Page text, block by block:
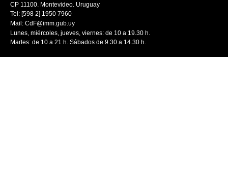
CP 11100. Montevideo. Uruguay
Tel: [598 2] 1950 7960
Mail: CdF@imm.gub.uy
Lunes, miércoles, jueves, viernes: de 10 a 19.30 h.
Martes: de 10 a 21 h. Sábados de 9.30 a 14.30 h.